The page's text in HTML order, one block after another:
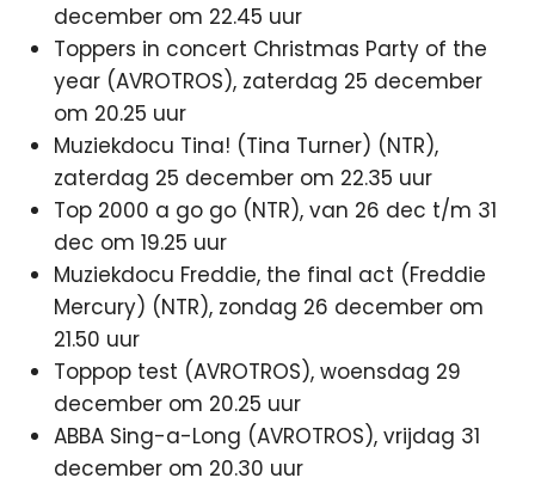
december om 22.45 uur
Toppers in concert Christmas Party of the
year (AVROTROS), zaterdag 25 december
om 20.25 uur
Muziekdocu Tina! (Tina Turner) (NTR),
zaterdag 25 december om 22.35 uur
Top 2000 a go go (NTR), van 26 dec t/m 31
dec om 19.25 uur
Muziekdocu Freddie, the final act (Freddie
Mercury) (NTR), zondag 26 december om
21.50 uur
Toppop test (AVROTROS), woensdag 29
december om 20.25 uur
ABBA Sing-a-Long (AVROTROS), vrijdag 31
december om 20.30 uur